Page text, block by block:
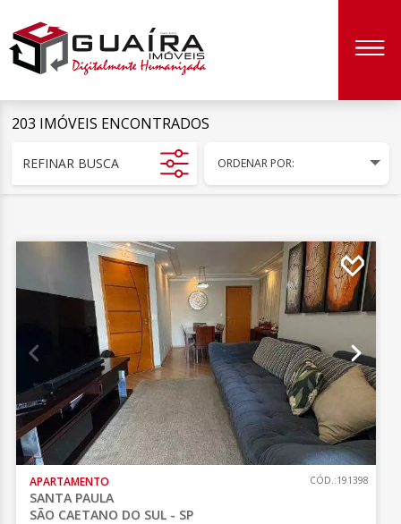
203 IMÓVEIS ENCONTRADOS
REFINAR BUSCA ORDENAR POR:
APARTAMENTO
SANTA PAULA
SÃO CAETANO DO SUL - SP
CÓD.:191398